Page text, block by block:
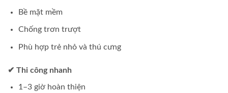
Bề mặt mềm
Chống trơn trượt
Phù hợp trẻ nhỏ và thú cưng
✔ Thi công nhanh
1–3 giờ hoàn thiện